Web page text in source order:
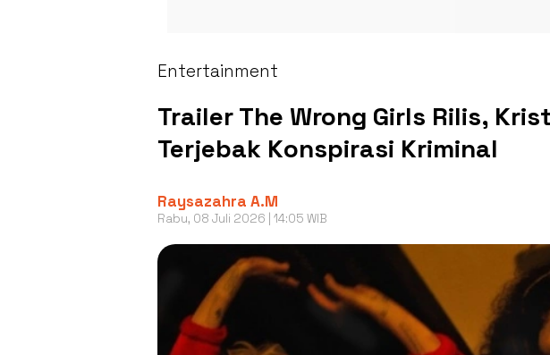
Entertainment
Trailer The Wrong Girls Rilis,
Terjebak Konspirasi Kriminal
Raysazahra A.M
Rabu, 08 Juli 2026 | 14:05 WIB